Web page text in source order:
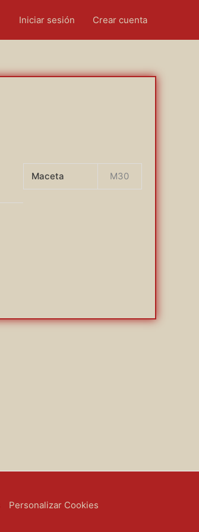
Iniciar sesión Crear cuenta
Maceta M30
Personalizar Cookies